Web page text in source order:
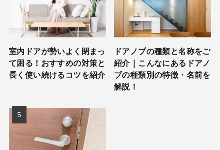
室内ドアが勢いよく閉まっ
て困る！おすすめの対策と
長く使い続けるコツを紹介
ドアノブの種類と名称をご
紹介｜こんなにあるドアノ
ブの種類別の特徴・名前を
解説！